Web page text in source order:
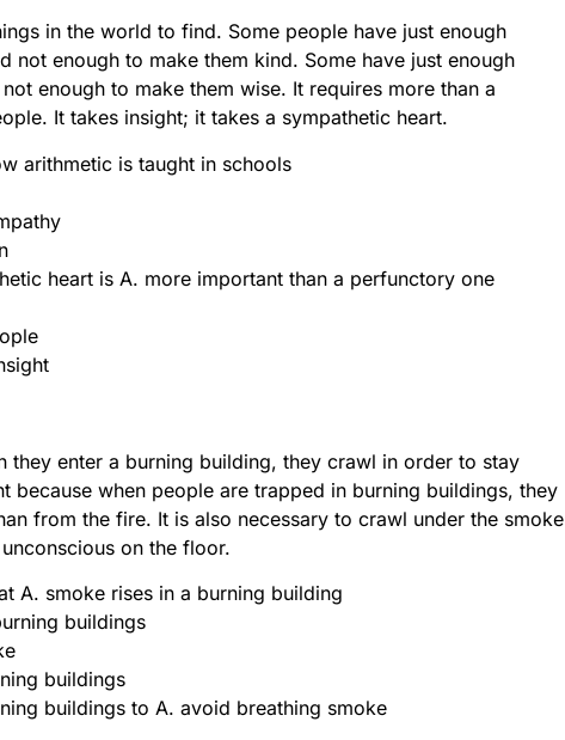
in the world to find. Some people have just enough
not enough to make them kind. Some have just enough
enough to make them wise. It requires more than a
It takes insight; it takes a sympathetic heart.
arithmetic is taught in schools
heart is A. more important than a perfunctory one
they enter a burning building, they crawl in order to stay
because when people are trapped in burning buildings, they
from the fire. It is also necessary to crawl under the smoke
on the floor.
A. smoke rises in a burning building
buildings
buildings
buildings to A. avoid breathing smoke